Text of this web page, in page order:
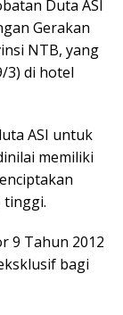
Duta ASI
Gerakan
NTB, yang
3) di hotel
ASI untuk
memiliki
tinggi.
9 Tahun 2012
bagi